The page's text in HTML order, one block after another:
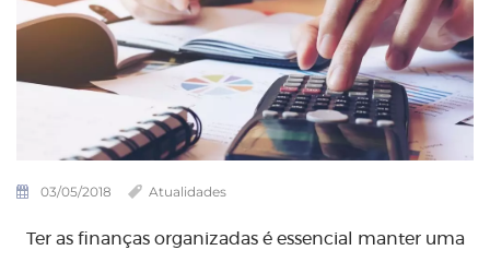
03/05/2018 Atualidades
Ter as finanças organizadas é essencial manter uma